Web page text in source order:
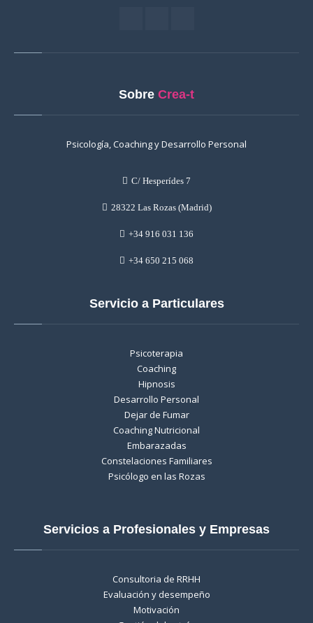
Sobre Crea-t
Psicología, Coaching y Desarrollo Personal
C/ Hesperídes 7
28322 Las Rozas (Madrid)
+34 916 031 136
+34 650 215 068
Servicio a Particulares
Psicoterapia
Coaching
Hipnosis
Desarrollo Personal
Dejar de Fumar
Coaching Nutricional
Embarazadas
Constelaciones Familiares
Psicólogo en las Rozas
Servicios a Profesionales y Empresas
Consultoria de RRHH
Evaluación y desempeño
Motivación